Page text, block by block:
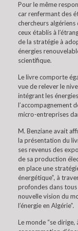
Pour le même
car renfermant des
chercheurs algériens
ceux établis à
de la stratégie à
énergies
scientifique.
Le livre comporte
vue de relever le
intégrant les
l’accompagnement
micro-entreprises
M. Benziane avait
la présentation du
ses revenus des
de sa production
en place une
énergétique”, à
profondes dans tous
nouvelle vision du
l’énergie en Algérie”.
Le monde “se dirige,